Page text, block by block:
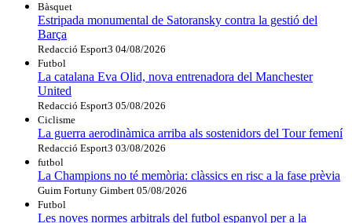
Bàsquet
Estripada monumental de Satoransky contra la gestió del
Barça
Redacció Esport3 04/08/2026
Futbol
La catalana Eva Olid, nova entrenadora del Manchester
United
Redacció Esport3 05/08/2026
Ciclisme
La guerra aerodinàmica arriba als sostenidors del Tour femení
Redacció Esport3 03/08/2026
futbol
La Champions no té memòria: clàssics en risc a la fase prèvia
Guim Fortuny Gimbert 05/08/2026
Futbol
Les noves normes arbitrals del futbol espanyol per a la